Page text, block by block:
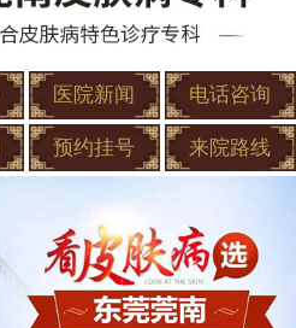
医院新闻 电话咨询
预约挂号 来院路线